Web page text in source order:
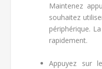
Maintenez
souhaitez
périphérique.
rapidement.
Appuyez sur